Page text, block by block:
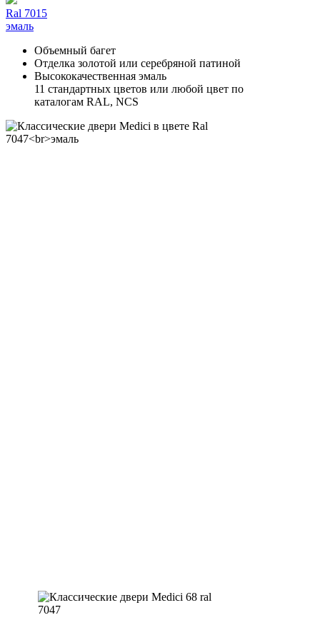
Ral 7015
эмаль
Объемный багет
Отделка золотой или серебряной патиной
Высококачественная эмаль
11 стандартных цветов или любой цвет по
каталогам RAL, NCS